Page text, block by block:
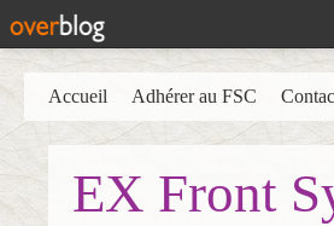
EX Front
Accueil Adhérer au FSC